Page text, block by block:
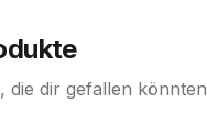
die dir gefallen könnten